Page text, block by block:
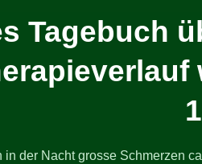
Tagebuch
in der Nacht grosse Schmerzen